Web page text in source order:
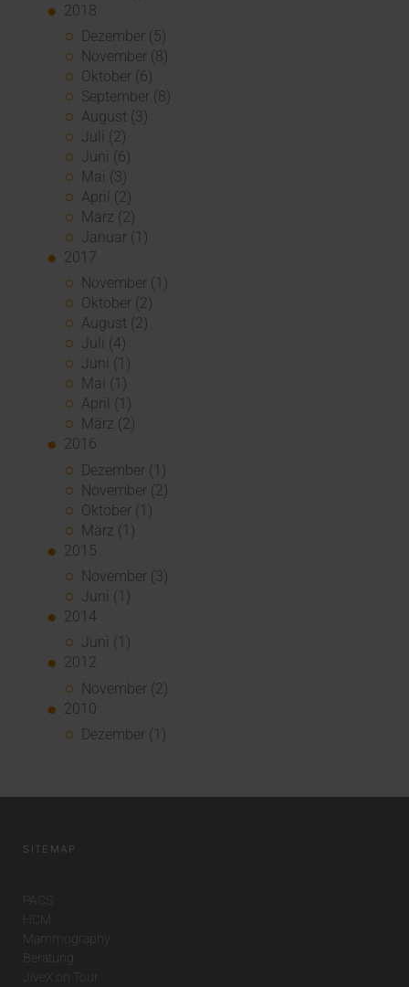
2018
Dezember (5)
November (8)
Oktober (6)
September (8)
August (3)
Juli (2)
Juni (6)
Mai (3)
April (2)
März (2)
Januar (1)
2017
November (1)
Oktober (2)
August (2)
Juli (4)
Juni (1)
Mai (1)
April (1)
März (2)
2016
Dezember (1)
November (2)
Oktober (1)
März (1)
2015
November (3)
Juni (1)
2014
Juni (1)
2012
November (2)
2010
Dezember (1)
SITEMAP
PACS
HCM
Mammography
Beratung
JiveX on Tour